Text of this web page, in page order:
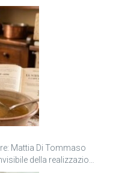
Mattia Di Tommaso
della realizzazione